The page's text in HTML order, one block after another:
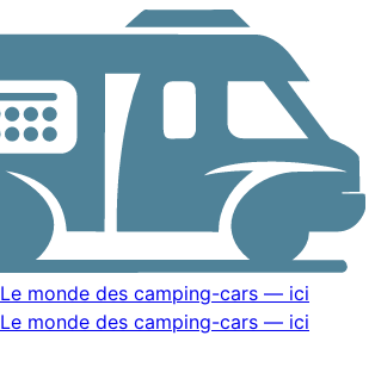
Le monde des camping-cars — ici
Le monde des camping-cars — ici